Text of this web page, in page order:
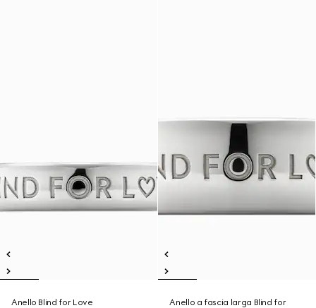
Anello Blind for Love
Anello a fascia larga Blind for